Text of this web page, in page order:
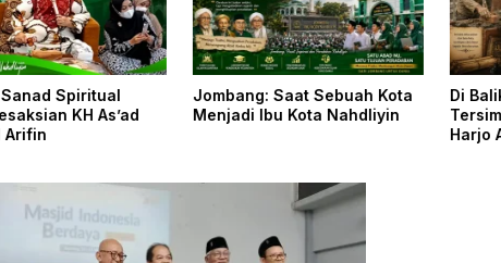
Jombang: Saat Sebuah Kota
Menjadi Ibu Kota Nahdliyin
Di Balik Tangan Kasar,
Tersimpan Peradaban: Ibnu
Harjo Al-Jawi dan Kesunyian